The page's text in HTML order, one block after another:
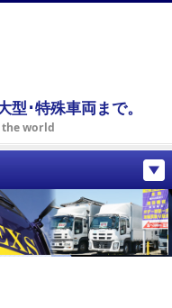
･特殊車両まで。
world